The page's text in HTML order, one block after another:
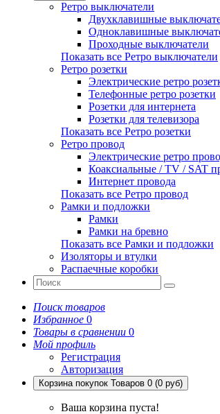
Ретро выключатели
Двухклавишные
Одноклавишные
Проходные выключатели
Показать все Ретро выключатели
Ретро розетки
Электрические ретро
Телефонные ретро розетки
Розетки для интернета
Розетки для телевизора
Показать все Ретро розетки
Ретро провод
Электрические ретро
Коаксиальные / TV / SAT
Интернет провода
Показать все Ретро провод
Рамки и подложки
Рамки
Рамки на бревно
Показать все Рамки и подложки
Изоляторы и втулки
Распаечные коробки
Поиск товаров
Избранное 0
Товары в сравнении 0
Мой профиль
Регистрация
Авторизация
Корзина покупок Товаров 0 (0 руб)
Ваша корзина пуста!